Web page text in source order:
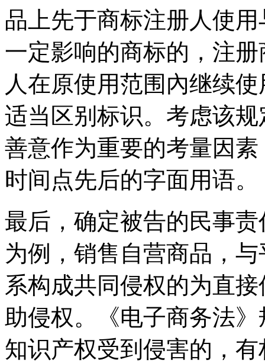
品上先于商标注册人使
一定影响的商标的，注
人在原使用范围內继续
适当区别标识。考虑该
善意作为重要的考量因
时间点先后的字面用语。
最后，确定被告的民事
为例，销售自营商品，
系构成共同侵权的为直
助侵权。《电子商务法
知识产权受到侵害的，